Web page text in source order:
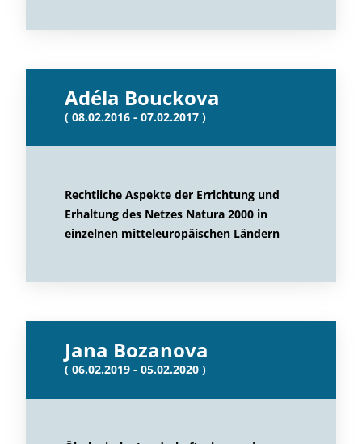
Adéla Bouckova
( 08.02.2016 - 07.02.2017 )
Rechtliche Aspekte der Errichtung und
Erhaltung des Netzes Natura 2000 in
einzelnen mitteleuropäischen Ländern
Jana Bozanova
( 06.02.2019 - 05.02.2020 )